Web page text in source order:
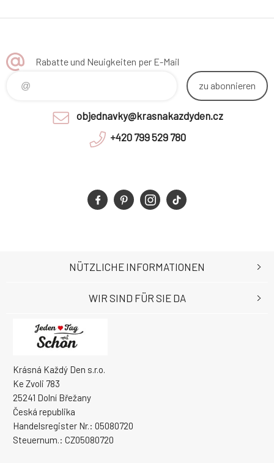
Rabatte und Neuigkeiten per E-Mail
zu abonnieren
objednavky@krasnakazdyden.cz
+420 799 529 780
Krásná Každý Den s.r.o.
Ke Zvoli 783
25241 Dolní Břežany
Česká republika
Handelsregister Nr.: 05080720
Steuernum.: CZ05080720
NÜTZLICHE INFORMATIONEN
WIR SIND FÜR SIE DA